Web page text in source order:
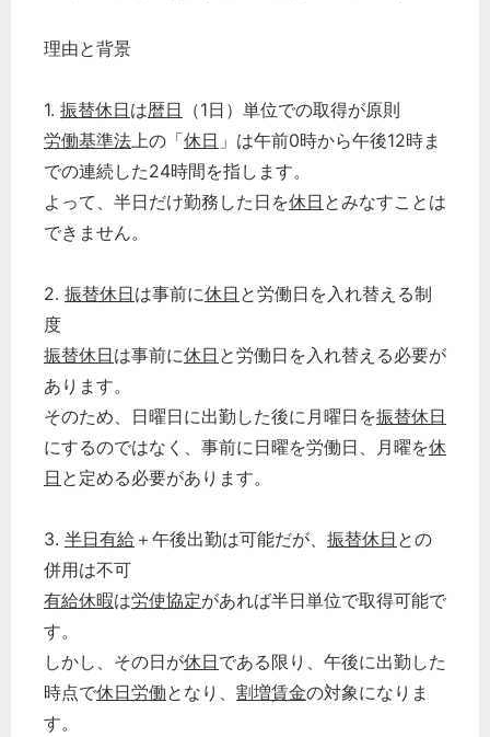
理由と背景
1. 振替休日は暦日 （1日）単位での取得が原則
労働基準法上の「休日 」は午前0時から午後12時ま
での連続した24時間を指します。
よって、半日だけ勤務した日を休日 とみなすことは
できません。
2. 振替休日は事前に休日 と労働日を入れ替える制
度
振替休日は事前に休日 と労働日を入れ替える必要が
あります。
そのため、日曜日に出勤した後に月曜日を振替休日
にするのではなく、事前に日曜を労働日、月曜を休
日 と定める必要があります。
3. 半日有給 ＋午後出勤は可能だが、 振替休日 との
併用は不可
有給休暇は労使協定があれば半日単位で取得可能で
す。
しかし、その日が休日である限り、午後に出勤した
時点で休日労働となり、 割増賃金の対象になりま
す。
どのカテゴリーに投稿しますか？
選択してください
労務管理
企業法務
秘書のノウハウ
次へ